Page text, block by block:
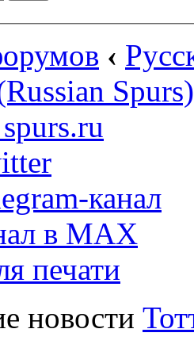
‹
Spurs)
канал
в MAX
печати
новости